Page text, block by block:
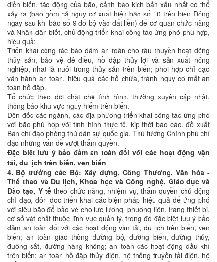
diễn biến, tác động của bão, cảnh báo kịch bản xấu nhất có thể
xảy ra (bao gồm cả nguy cơ xuất hiện bão số 10 trên biển Đông
ngay sau khi bão số 9 đổ bộ vào đất liền) để cơ quan chức năng
và Nhân dân biết, chủ động triển khai công tác ứng phó phù hợp,
hiệu quả;
Triển khai công tác bảo đảm an toàn cho tàu thuyền hoạt động
thủy sản, bảo vệ đê điều, hồ đập thủy lợi và sản xuất nông
nghiệp, nhất là nuôi trồng thủy sản trên biển; phối hợp chỉ đạo
vận hành an toàn, hiệu quả các hồ chứa, tránh nguy cơ mất an
toàn hồ đập.
Tổ chức theo dõi chặt chẽ tình hình, thường xuyên cập nhật,
thông báo khu vực nguy hiểm trên biển.
Đôn đốc các ngành, các địa phương triển khai công tác ứng phó
với bão phù hợp với tình hình thực tế, kịp thời báo cáo, đề xuất
Ban chỉ đạo phòng thủ dân sự quốc gia, Thủ tướng Chính phủ chỉ
đạo những vấn đề vượt thẩm quyền.
Đặc biệt lưu ý bảo đảm an toàn đối với các hoạt động vận
tải, du lịch trên biển, ven biển
4. Bộ trưởng các Bộ: Xây dựng, Công Thương, Văn hóa -
Thể thao và Du lịch, Khoa học và Công nghệ, Giáo dục và
Đào tạo, Y tế theo chức năng, nhiệm vụ, thẩm quyền chủ động
chỉ đạo, đôn đốc triển khai các biện pháp hiệu quả để ứng phó
với siêu bão để bảo vệ cho lực lượng, phương tiện, trang thiết bị,
cơ sở vật chất thuộc lĩnh vực quản lý, trong đó đặc biệt lưu ý bảo
đảm an toàn đối với các hoạt động vận tải, du lịch trên biển, ven
biển; an toàn giao thông đường bộ, đường biển, đường thủy,
đường sắt, đường hàng không; an toàn các hoạt động dầu khí
trên biển; an toàn hồ đập thủy điện, hệ thống truyền tải điện, hệ